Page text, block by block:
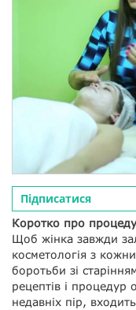
Підписатися
Коротко про
Щоб жінка завжди
косметологія з
боротьби зі
рецептів і процедур
недавніх пір,